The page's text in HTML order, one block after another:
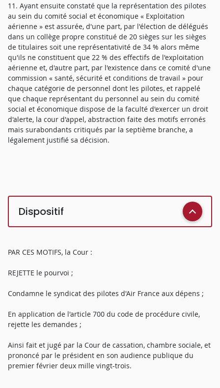
11. Ayant ensuite constaté que la représentation des pilotes
au sein du comité social et économique « Exploitation
aérienne » est assurée, d'une part, par l'élection de délégués
dans un collège propre constitué de 20 sièges sur les sièges
de titulaires soit une représentativité de 34 % alors même
qu'ils ne constituent que 22 % des effectifs de l'exploitation
aérienne et, d'autre part, par l'existence dans ce comité d'une
commission « santé, sécurité et conditions de travail » pour
chaque catégorie de personnel dont les pilotes, et rappelé
que chaque représentant du personnel au sein du comité
social et économique dispose de la faculté d'exercer un droit
d'alerte, la cour d'appel, abstraction faite des motifs erronés
mais surabondants critiqués par la septième branche, a
légalement justifié sa décision.
Dispositif
PAR CES MOTIFS, la Cour :
REJETTE le pourvoi ;
Condamne le syndicat des pilotes d'Air France aux dépens ;
En application de l'article 700 du code de procédure civile,
rejette les demandes ;
Ainsi fait et jugé par la Cour de cassation, chambre sociale, et
prononcé par le président en son audience publique du
premier février deux mille vingt-trois.